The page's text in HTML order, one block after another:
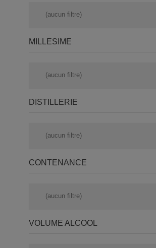
(aucun filtre)
MILLESIME
(aucun filtre)
DISTILLERIE
(aucun filtre)
CONTENANCE
(aucun filtre)
VOLUME ALCOOL